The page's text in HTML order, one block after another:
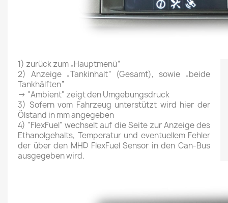
1) zurück zum „Hauptmenü“
2) Anzeige „Tankinhalt“ (Gesamt), sowie „beide
Tankhälften“
→ "Ambient" zeigt den Umgebungsdruck
3) Sofern vom Fahrzeug unterstützt wird hier der
Ölstand in mm angegeben
4) "FlexFuel" wechselt auf die Seite zur Anzeige des
Ethanolgehalts, Temperatur und eventuellem Fehler
der über den MHD FlexFuel Sensor in den Can-Bus
ausgegeben wird.